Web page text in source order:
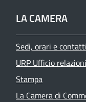
LA CAMERA
Sedi, orari e contatti
URP Ufficio
Stampa
La Camera di